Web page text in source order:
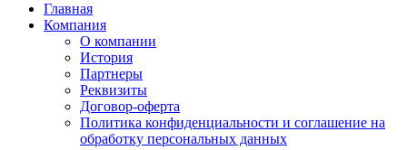
Главная
Компания
О компании
История
Партнеры
Реквизиты
Договор-оферта
Политика конфиденциальности и соглашение на
обработку персональных данных